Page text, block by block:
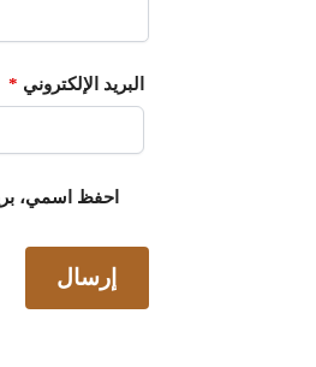
البريد الإلكتروني *
احفظ اسمي،